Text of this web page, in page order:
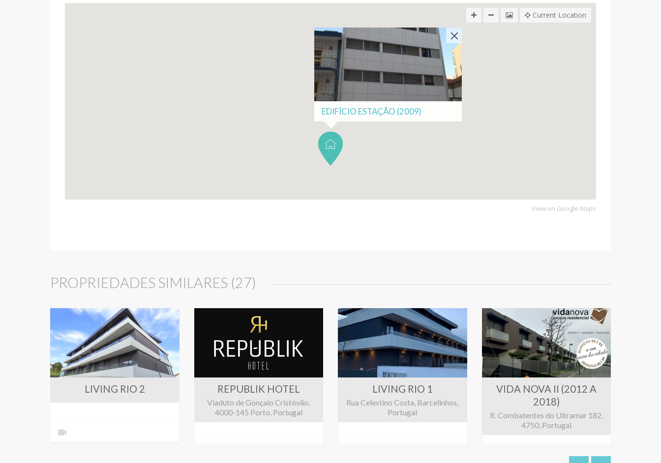
Current Location
EDIFÍCIO ESTAÇÃO (2009)
View on Google Maps
PROPRIEDADES SIMILARES (27)
LIVING RIO 2 REPUBLIK HOTEL
Viaduto de Gonçalo Cristóvão,
4000-145 Porto, Portugal
LIVING RIO 1
Rua Celestino Costa, Barcelinhos,
Portugal
VIDA NOVA II (2012 A
2018)
R. Combatentes do Ultramar 182,
4750, Portugal